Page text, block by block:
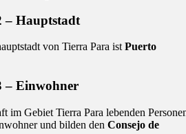
– Hauptstadt
von Tierra Para ist Puerto
– Einwohner
im Gebiet Tierra Para lebenden
und bilden den Consejo de